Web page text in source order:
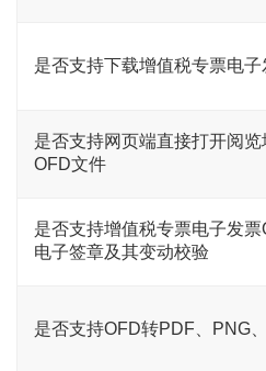
是否支持下载增值税专票电
是否支持网页端直接打开阅
OFD文件
是否支持增值税专票电子发
电子签章及其变动校验
是否支持OFD转PDF、PNG